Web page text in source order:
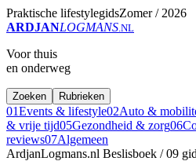
Praktische lifestylegidsZomer / 2026
ARDJANLOGMANS.NL
Voor thuis
en onderweg
Zoeken Rubrieken
01Events & lifestyle02Auto &
& vrije tijd05Gezondheid & zorg06
reviews07Algemeen
ArdjanLogmans.nl Beslisboek / 09